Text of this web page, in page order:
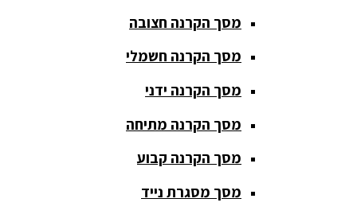
מערכות
הגברה
פלטות DJ
קונטרולים
פיונר
קונטרולרים
מסך הקרנה חצובה
מסך הקרנה חשמלי
מסך הקרנה ידני
מסך הקרנה מתיחה
מסך הקרנה קבוע
מסך מסגרת נייד